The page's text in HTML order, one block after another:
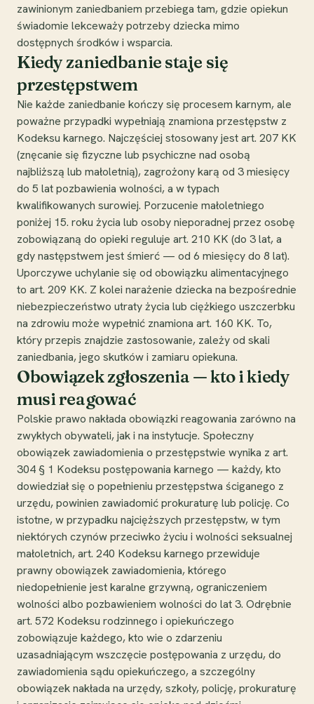
zawinionym zaniedbaniem przebiega tam, gdzie opiekun
świadomie lekceważy potrzeby dziecka mimo
dostępnych środków i wsparcia.
Kiedy zaniedbanie staje się
przestępstwem
Nie każde zaniedbanie kończy się procesem karnym, ale
poważne przypadki wypełniają znamiona przestępstw z
Kodeksu karnego. Najczęściej stosowany jest art. 207 KK
(znęcanie się fizyczne lub psychiczne nad osobą
najbliższą lub małoletnią), zagrożony karą od 3 miesięcy
do 5 lat pozbawienia wolności, a w typach
kwalifikowanych surowiej. Porzucenie małoletniego
poniżej 15. roku życia lub osoby nieporadnej przez osobę
zobowiązaną do opieki reguluje art. 210 KK (do 3 lat, a
gdy następstwem jest śmierć — od 6 miesięcy do 8 lat).
Uporczywe uchylanie się od obowiązku alimentacyjnego
to art. 209 KK. Z kolei narażenie dziecka na bezpośrednie
niebezpieczeństwo utraty życia lub ciężkiego uszczerbku
na zdrowiu może wypełnić znamiona art. 160 KK. To,
który przepis znajdzie zastosowanie, zależy od skali
zaniedbania, jego skutków i zamiaru opiekuna.
Obowiązek zgłoszenia — kto i kiedy
musi reagować
Polskie prawo nakłada obowiązki reagowania zarówno na
zwykłych obywateli, jak i na instytucje. Społeczny
obowiązek zawiadomienia o przestępstwie wynika z art.
304 § 1 Kodeksu postępowania karnego — każdy, kto
dowiedział się o popełnieniu przestępstwa ściganego z
urzędu, powinien zawiadomić prokuraturę lub policję. Co
istotne, w przypadku najcięższych przestępstw, w tym
niektórych czynów przeciwko życiu i wolności seksualnej
małoletnich, art. 240 Kodeksu karnego przewiduje
prawny obowiązek zawiadomienia, którego
niedopełnienie jest karalne grzywną, ograniczeniem
wolności albo pozbawieniem wolności do lat 3. Odrębnie
art. 572 Kodeksu rodzinnego i opiekuńczego
zobowiązuje każdego, kto wie o zdarzeniu
uzasadniającym wszczęcie postępowania z urzędu, do
zawiadomienia sądu opiekuńczego, a szczególny
obowiązek nakłada na urzędy, szkoły, policję, prokuraturę